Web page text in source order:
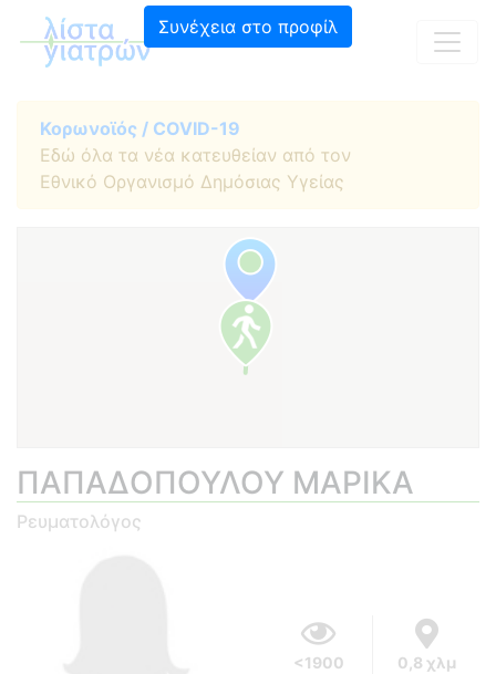
Συνέχεια στο προφίλ
Κορωνοϊός / COVID-19
Εδώ όλα τα νέα κατευθείαν από τον
Εθνικό Οργανισμό Δημόσιας Υγείας
ΠΑΠΑΔΟΠΟΥΛΟΥ ΜΑΡΙΚΑ
Ρευματολόγος
<1900 0,8 χλμ